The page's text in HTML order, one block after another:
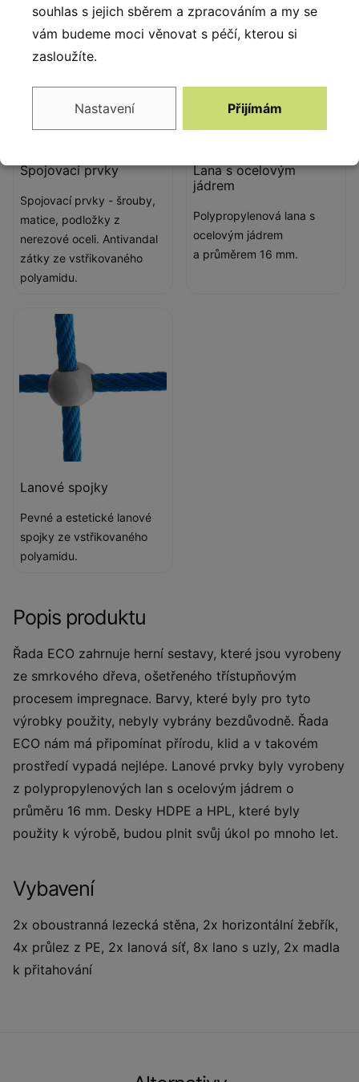
Spojovací prvky
Spojovací prvky - šrouby,
matice, podložky z
nerezové oceli. Antivandal
zátky ze vstřikovaného
polyamidu.
Lana s ocelovým
jádrem
Polypropylenová lana s
ocelovým jádrem
a průměrem 16 mm.
Lanové spojky
Pevné a estetické lanové
spojky ze vstřikovaného
polyamidu.
Popis produktu
Řada ECO zahrnuje herní sestavy, které jsou vyrobeny
ze smrkového dřeva, ošetřeného třístupňovým
procesem impregnace. Barvy, které byly pro tyto
výrobky použity, nebyly vybrány bezdůvodně. Řada
ECO nám má připomínat přírodu, klid a v takovém
prostředí vypadá nejlépe. Lanové prvky byly vyrobeny
z polypropylenových lan s ocelovým jádrem o
průměru 16 mm. Desky HDPE a HPL, které byly
použity k výrobě, budou plnit svůj úkol po mnoho let.
Vybavení
2x oboustranná lezecká stěna, 2x horizontální žebřík,
4x průlez z PE, 2x lanová síť, 8x lano s uzly, 2x madla
k přitahování
souhlas s jejich sběrem a zpracováním a my se
vám budeme moci věnovat s péčí, kterou si
zasloužíte.
Nastavení Přijímám